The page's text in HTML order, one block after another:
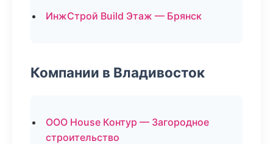
ИнжСтрой Build Этаж — Брянск
Компании в Владивосток
ООО House Контур — Загородное
строительство